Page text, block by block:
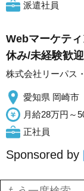
派遣社員
Webマーケテ
休み/未経験歓
株式会社リーパス
愛知県 岡崎市
月給28万円～
正社員
Sponsored by